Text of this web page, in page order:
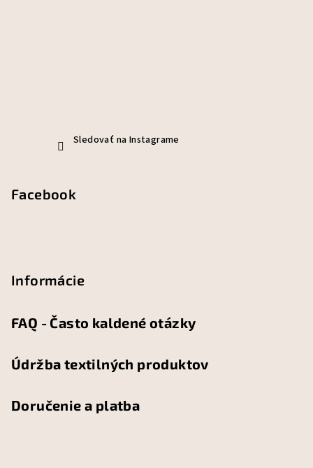
Sledovať na Instagrame
Facebook
Informácie
FAQ - Často kaldené otázky
Údržba textilných produktov
Doručenie a platba